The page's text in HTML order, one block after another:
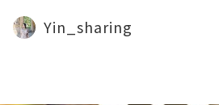
Yin_sharing